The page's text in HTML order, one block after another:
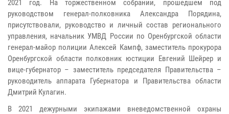
2021 год. На торжественном собрании, прошедшем под
руководством генерал-полковника Александра Порядина,
присутствовали, руководство и личный состав регионального
управления, начальник УМВД России по Оренбургской области
генерал-майор полиции Алексей Кампф, заместитель прокурора
Оренбургской области полковник юстиции Евгений Шейрер и
вице-губернатор – заместитель председателя Правительства –
руководитель аппарата Губернатора и Правительства области
Дмитрий Кулагин.
В 2021 дежурными экипажами вневедомственной охраны